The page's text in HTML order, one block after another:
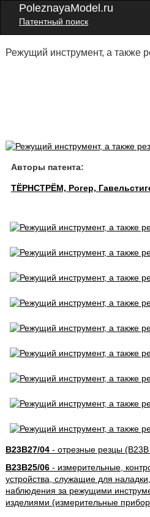
PoleznayaModel.ru
Патентный поиск
Режущий инструмент, а также
Авторы патента:
ТЁРНСТРЁМ, Рогер,
B23B27/04- отрезные резцы
B23B25/06- измерительные,
устройства, служащие для
наблюдения за режущими
изделиями (измерительные